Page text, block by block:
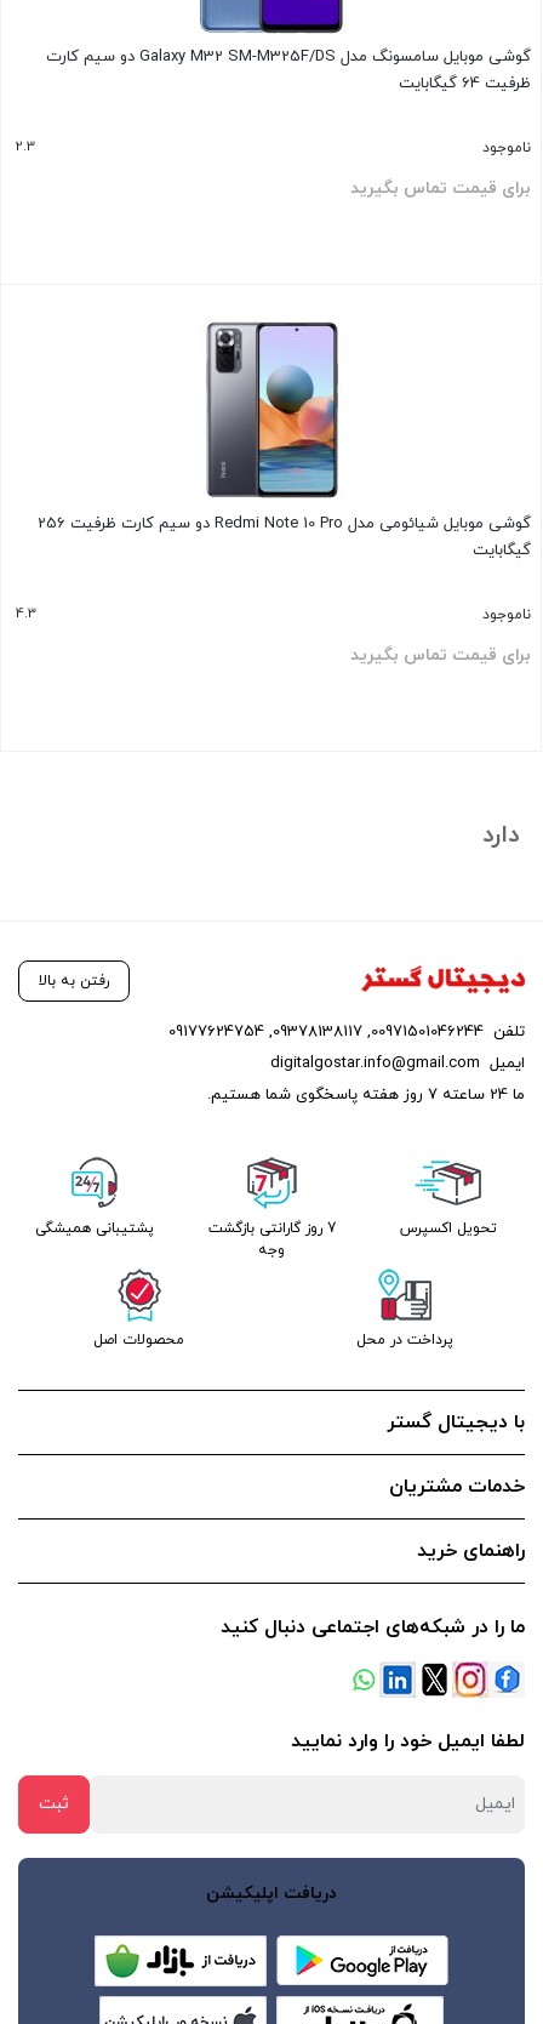
گوشی موبایل سامسونگ مدل Galaxy M32 SM-M325F/DS دو سیم‌ کارت
ظرفیت 64 گیگابایت
ناموجود 2.3
برای قیمت تماس بگیرید
گوشی موبایل شیائومی مدل Redmi Note 10 Pro دو سیم‌ کارت ظرفیت 256
گیگابایت
ناموجود 4.3
برای قیمت تماس بگیرید
دارد
رفتن به بالا
تلفن 00971501046244
,
09378138117
,
09177624754
ایمیل digitalgostar.info@gmail.com
ما 24 ساعته 7 روز هفته پاسخگوی شما هستیم.
تحویل اکسپرس
7 روز گارانتی بازگشت
وجه
پشتیبانی همیشگی
پرداخت در محل محصولات اصل
با دیجیتال گستر
خدمات مشتریان
راهنمای خرید
ما را در شبکه‌های اجتماعی دنبال کنید
لطفا ایمیل خود را وارد نمایید
دریافت اپلیکیشن